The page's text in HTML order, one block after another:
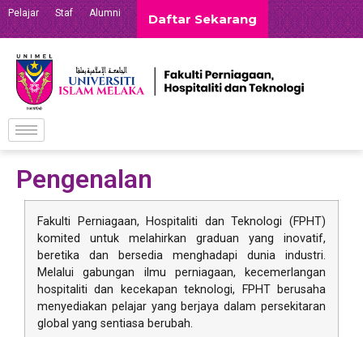
Pelajar Staf Alumni Daftar Sekarang
Pengenalan
Fakulti Perniagaan, Hospitaliti dan Teknologi (FPHT)
komited untuk melahirkan graduan yang inovatif,
beretika dan bersedia menghadapi dunia industri.
Melalui gabungan ilmu perniagaan, kecemerlangan
hospitaliti dan kecekapan teknologi, FPHT berusaha
menyediakan pelajar yang berjaya dalam persekitaran
global yang sentiasa berubah.